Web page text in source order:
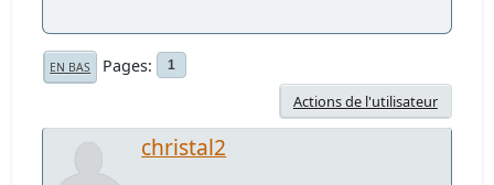
EN BAS Pages 1
Actions de l'utilisateur
christal2